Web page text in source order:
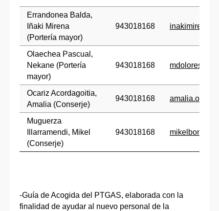
Errandonea Balda,
Iñaki Mirena
(Portería mayor)
943018168
Olaechea Pascual,
Nekane (Portería
mayor)
943018168
Ocariz Acordagoitia,
Amalia (Conserje)
943018168
Muguerza
Illarramendi, Mikel
(Conserje)
943018168
-Guía de Acogida del PTGAS, elaborada con la
finalidad de ayudar al nuevo personal de la